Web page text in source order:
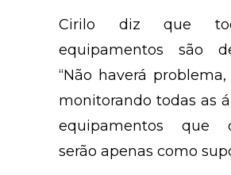
Cirilo diz que
equipamentos são
“Não haverá
monitorando todas as
equipamentos que
serão apenas como